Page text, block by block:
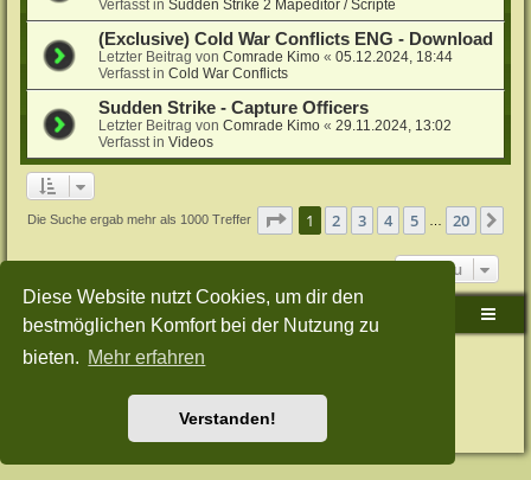
Diese Website nutzt Cookies, um dir den
bestmöglichen Komfort bei der Nutzung zu
bieten. Mehr erfahren
Verstanden!
Verfasst inSudden Strike 2 Mapeditor / Scripte
(Exclusive) Cold War Conflicts ENG - Download
Letzter Beitrag vonComrade Kimo «05.12.2024, 18:44
Verfasst inCold War Conflicts
Sudden Strike - Capture Officers
Letzter Beitrag vonComrade Kimo «29.11.2024, 13:02
Verfasst inVideos
Die Suche ergab mehr als 1000 Treffer Seite 1von 20
1 2 3 4 5 20
Gehe zu
Sudden-Strike-Maps.de Hauptseite Foren-Übersicht
Powered byphpBB® Forum Software © phpBB Limited
Style: Green-Style-Split by Joyce&LunaphpBB-Style-Design
Nutzungsbedingungen